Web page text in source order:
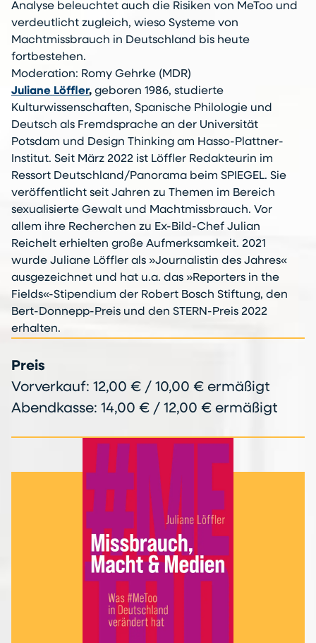
Analyse beleuchtet auch die Risiken von MeToo und
verdeutlicht zugleich, wieso Systeme von
Machtmissbrauch in Deutschland bis heute
fortbestehen.
Moderation: Romy Gehrke (MDR)
Juliane Löffler, geboren 1986, studierte
Kulturwissenschaften, Spanische Philologie und
Deutsch als Fremdsprache an der Universität
Potsdam und Design Thinking am Hasso-Plattner-
Institut. Seit März 2022 ist Löffler Redakteurin im
Ressort Deutschland/Panorama beim SPIEGEL. Sie
veröffentlicht seit Jahren zu Themen im Bereich
sexualisierte Gewalt und Machtmissbrauch. Vor
allem ihre Recherchen zu Ex-Bild-Chef Julian
Reichelt erhielten große Aufmerksamkeit. 2021
wurde Juliane Löffler als »Journalistin des Jahres«
ausgezeichnet und hat u.a. das »Reporters in the
Fields«-Stipendium der Robert Bosch Stiftung, den
Bert-Donnepp-Preis und den STERN-Preis 2022
erhalten.
Preis
Vorverkauf: 12,00 € / 10,00 € ermäßigt
Abendkasse: 14,00 € / 12,00 € ermäßigt